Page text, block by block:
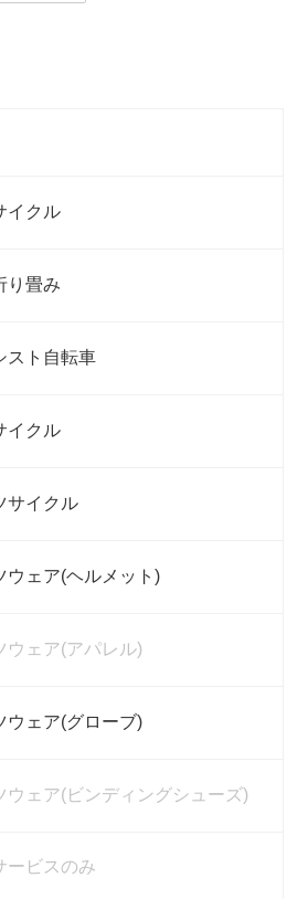
イクル
り畳み
スト自転車
イクル
サイクル
ウェア(ヘルメット)
ウェア(アパレル)
ウェア(グローブ)
ウェア(ビンディングシューズ)
ービスのみ